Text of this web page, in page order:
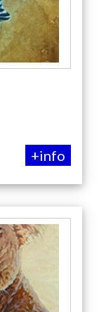
+info